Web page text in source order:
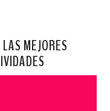
MEJORES